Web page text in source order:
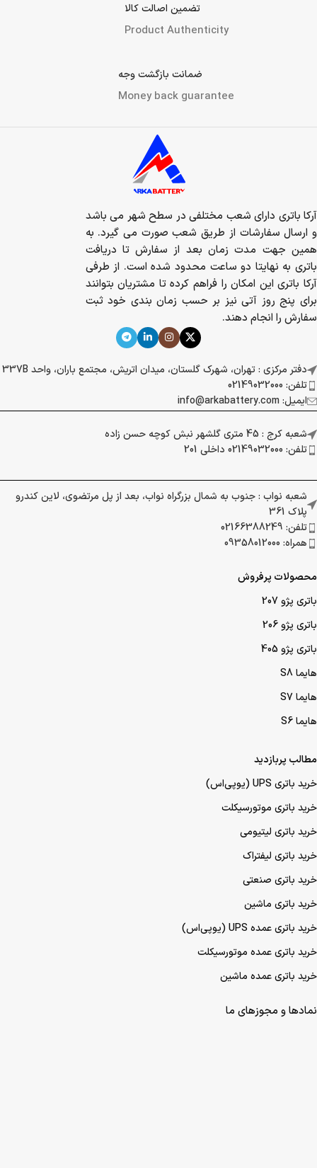
تضمین اصالت کالا
Product Authenticity
ضمانت بازگشت وجه
Money back guarantee
آرکا باتری دارای شعب مختلفی در سطح شهر می باشد
و ارسال سفارشات از طریق شعب صورت می گیرد. به
همین جهت مدت زمان بعد از سفارش تا دریافت
باتری به نهایتا دو ساعت محدود شده است. از طرفی
آرکا باتری این امکان را فراهم کرده تا مشتریان بتوانند
برای پنج روز آتی نیز بر حسب زمان بندی خود ثبت
سفارش را انجام دهند.
دفتر مرکزی : تهران، شهرک گلستان، میدان اتریش، مجتمع باران، واحد 337B
تلفن: 02149032000
ایمیل: info@arkabattery.com
شعبه کرج : 45 متری گلشهر نبش کوچه حسن زاده
تلفن: 02149032000 داخلی 201
شعبه نواب : جنوب به شمال بزرگراه نواب، بعد از پل مرتضوی، لاین کندرو
پلاک 361
تلفن: 02166388249
همراه: 09358012000
محصولات پرفروش
باتری پژو 207
باتری پژو 206
باتری پژو 405
هایما S8
هایما S7
هایما S6
مطالب پربازدید
خرید باتری UPS (یو‌پی‌اس)
خرید باتری موتورسیکلت
خرید باتری لیتیومی
خرید باتری لیفتراک
خرید باتری صنعتی
خرید باتری ماشین
خرید باتری عمده UPS (یو‌پی‌اس)
خرید باتری عمده موتورسیکلت
خرید باتری عمده ماشین
نمادها و مجوزهای ما